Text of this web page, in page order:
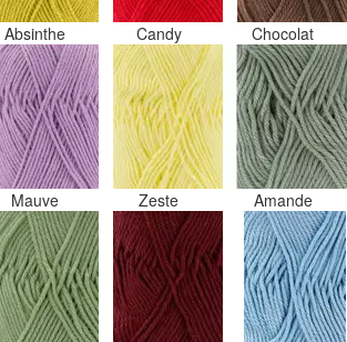
Absinthe Candy Chocolat
Mauve Zeste Amande